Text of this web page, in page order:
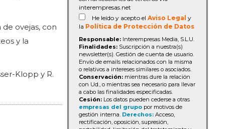
ovejas, con
y la
Klopp y R.
interempresas.net
He leído y acepto el Aviso Legal y
la Política de Protección de Datos
Responsable: Interempresas Media, S.L.U.
Finalidades: Suscripción a nuestra(s)
newsletter(s). Gestión de cuenta de usuario.
Envío de emails relacionados con la misma
o relativos a intereses similares o asociados.
Conservación: mientras dure la relación
con Ud., o mientras sea necesario para llevar
a cabo las finalidades especificadas.
Cesión: Los datos pueden cederse a otras
empresas del grupo por motivos de
gestión interna. Derechos: Acceso,
rectificación, oposición, supresión,